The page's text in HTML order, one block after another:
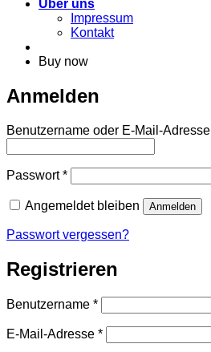
Über uns
Impressum
Kontakt
Buy now
Anmelden
Benutzername oder E-Mail-Adresse
Passwort*Erforderlich
Angemeldet bleiben Anmelden
Passwort vergessen?
Registrieren
Benutzername *Erforderlich
E-Mail-Adresse *Erforderlich